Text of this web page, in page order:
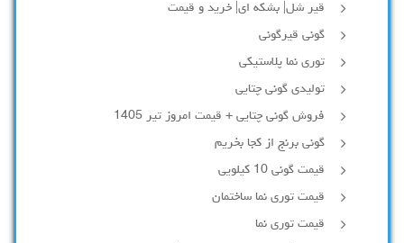
قیر شل| بشکه ای| خرید و قیمت
گونی قیرگونی
توری نما پلاستیکی
تولیدی گونی چتایی
فروش گونی چتایی + قیمت امروز تیر 1405
گونی برنج از کجا بخریم
قیمت گونی 10 کیلویی
قیمت توری نما ساختمان
قیمت توری نما